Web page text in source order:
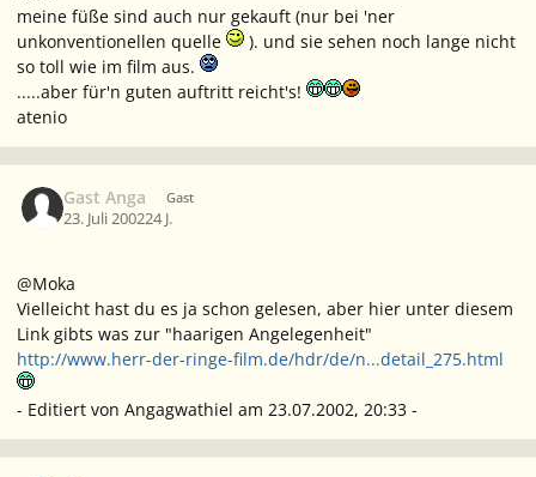
meine füße sind auch nur gekauft (nur bei 'ner
unkonventionellen quelle
). und sie sehen noch lange nicht
so toll wie im film aus.
.....aber für'n guten auftritt reicht's!
atenio
Gast Anga Gast
23. Juli 200224 J.
@Moka
Vielleicht hast du es ja schon gelesen, aber hier unter diesem
Link gibts was zur "haarigen Angelegenheit"
http://www.herr-der-ringe-film.de/hdr/de/n...detail_275.html
- Editiert von Angagwathiel am 23.07.2002, 20:33 -